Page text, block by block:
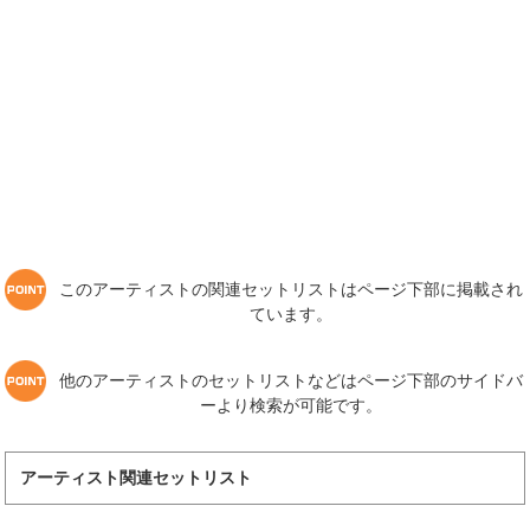
このアーティストの関連セットリストはページ下部に掲載され
ています。
他のアーティストのセットリストなどはページ下部のサイドバ
ーより検索が可能です。
アーティスト関連セットリスト